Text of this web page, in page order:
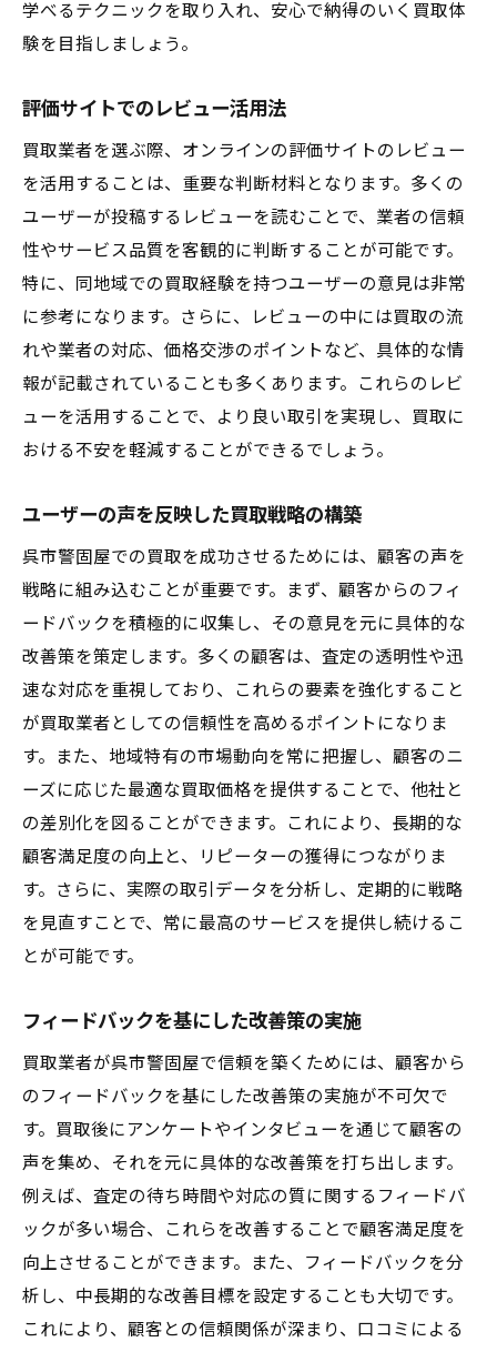
学べるテクニックを取り入れ、安心で納得のいく買取体
験を目指しましょう。
評価サイトでのレビュー活用法
買取業者を選ぶ際、オンラインの評価サイトのレビュー
を活用することは、重要な判断材料となります。多くの
ユーザーが投稿するレビューを読むことで、業者の信頼
性やサービス品質を客観的に判断することが可能です。
特に、同地域での買取経験を持つユーザーの意見は非常
に参考になります。さらに、レビューの中には買取の流
れや業者の対応、価格交渉のポイントなど、具体的な情
報が記載されていることも多くあります。これらのレビ
ューを活用することで、より良い取引を実現し、買取に
おける不安を軽減することができるでしょう。
ユーザーの声を反映した買取戦略の構築
呉市警固屋での買取を成功させるためには、顧客の声を
戦略に組み込むことが重要です。まず、顧客からのフィ
ードバックを積極的に収集し、その意見を元に具体的な
改善策を策定します。多くの顧客は、査定の透明性や迅
速な対応を重視しており、これらの要素を強化すること
が買取業者としての信頼性を高めるポイントになりま
す。また、地域特有の市場動向を常に把握し、顧客のニ
ーズに応じた最適な買取価格を提供することで、他社と
の差別化を図ることができます。これにより、長期的な
顧客満足度の向上と、リピーターの獲得につながりま
す。さらに、実際の取引データを分析し、定期的に戦略
を見直すことで、常に最高のサービスを提供し続けるこ
とが可能です。
フィードバックを基にした改善策の実施
買取業者が呉市警固屋で信頼を築くためには、顧客から
のフィードバックを基にした改善策の実施が不可欠で
す。買取後にアンケートやインタビューを通じて顧客の
声を集め、それを元に具体的な改善策を打ち出します。
例えば、査定の待ち時間や対応の質に関するフィードバ
ックが多い場合、これらを改善することで顧客満足度を
向上させることができます。また、フィードバックを分
析し、中長期的な改善目標を設定することも大切です。
これにより、顧客との信頼関係が深まり、口コミによる